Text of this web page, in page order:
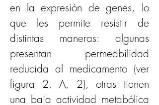
en la expresión de genes, lo
que les permite resistir de
distintas maneras: algunas
presentan permeabilidad
reducida al medicamento (ver
figura 2, A, 2), otras tienen
una baja actividad metabólica